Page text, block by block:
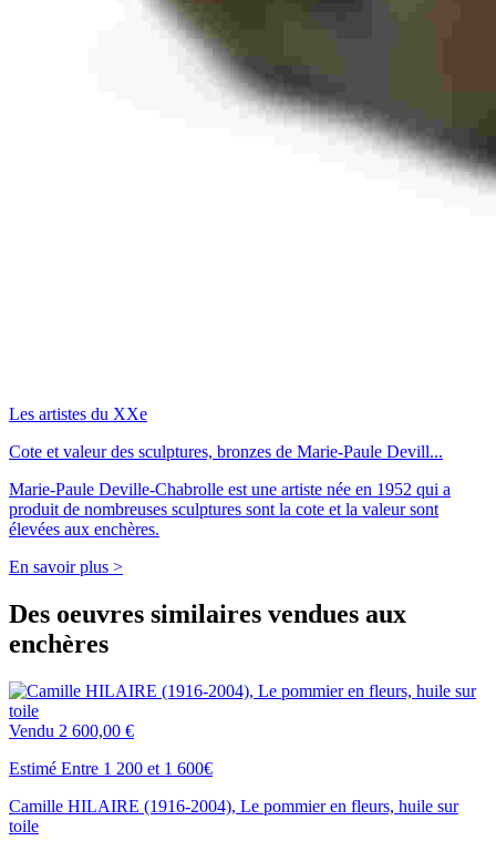
Les artistes du XXe
Cote et valeur des sculptures, bronzes de Marie-Paule Devill...
Marie-Paule Deville-Chabrolle est une artiste née en 1952 qui a
produit de nombreuses sculptures sont la cote et la valeur sont
élevées aux enchères.
En savoir plus >
Des oeuvres similaires vendues aux
enchères
Vendu 2 600,00 €
Estimé Entre 1 200 et 1 600€
Camille HILAIRE (1916-2004), Le pommier en fleurs, huile sur
toile